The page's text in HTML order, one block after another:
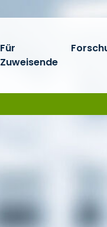
Für
Zuweisende